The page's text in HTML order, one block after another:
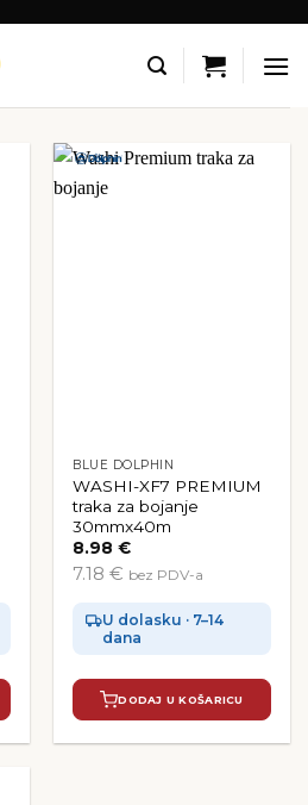
BLUE DOLPHIN
WASHI-XF7 PREMIUM
traka za bojanje
30mmx40m
8.98€
7.18 € bez PDV-a
U dolasku · 7–14
dana
DODAJ U KOŠARICU